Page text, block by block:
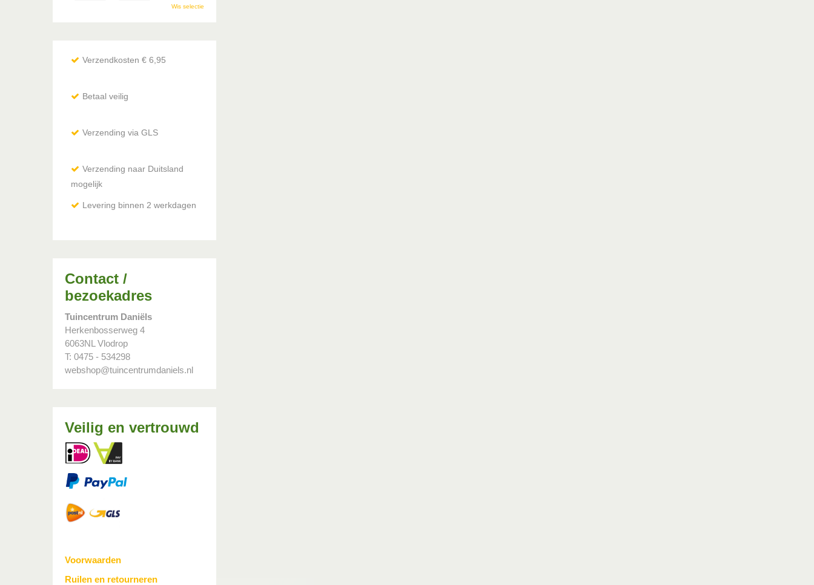
Wis selectie
Verzendkosten € 6,95
Betaal veilig
Verzending via GLS
Verzending naar Duitsland
mogelijk
Levering binnen 2 werkdagen
Contact /
bezoekadres
Tuincentrum Daniëls
Herkenbosserweg 4
6063NL Vlodrop
T: 0475 - 534298
webshop@tuincentrumdaniels.nl
Veilig en vertrouwd
Voorwaarden
Ruilen en retourneren